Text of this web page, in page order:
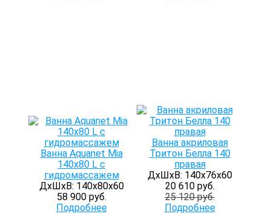
Ванна Aquanet Mia
140x80 L с
гидромассажем
ДхШхВ: 140х80х60
58 900 руб.
Подробнее
Ванна акриловая
Тритон Белла 140
правая
ДхШхВ: 140х76х60
20 610 руб.
25 120 руб.
Подробнее